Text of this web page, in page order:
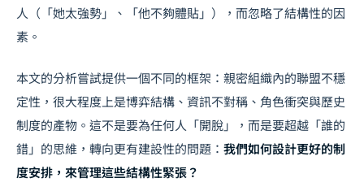
人（「她太強勢」、「他不夠體貼」），而忽略了結構性的因
素。
本文的分析嘗試提供一個不同的框架：親密組織內的聯盟不穩
定性，很大程度上是博弈結構、資訊不對稱、角色衝突與歷史
制度的產物。這不是要為任何人「開脫」，而是要超越「誰的
錯」的思維，轉向更有建設性的問題： 我們如何設計更好的制
度安排，來管理這些結構性緊張？